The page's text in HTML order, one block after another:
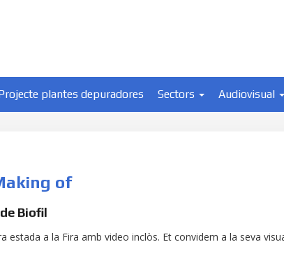
plantes depuradores Sectors Audiovisual
of
Biofil
estada a la Fira amb video inclòs. Et convidem a la seva